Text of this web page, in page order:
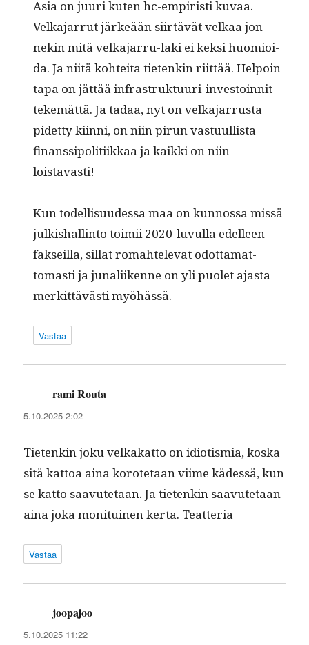
Asia on juuri kuten hc-empiristi kuvaa.
Velka­jar­rut järkeään siirtävät velkaa jon­
nekin mitä velka­jar­ru-laki ei kek­si huomioi­
da. Ja niitä kohtei­ta tietenkin riit­tää. Helpoin
tapa on jät­tää infra­struk­tu­uri-investoin­nit
tekemät­tä. Ja tadaa, nyt on velka­jar­rus­ta
pidet­ty kiin­ni, on niin pirun vas­tu­ullista
finanssipoli­ti­ikkaa ja kaik­ki on niin
loistavasti!
Kun todel­lisu­udessa maa on kun­nos­sa mis­sä
julk­ishallinto toimii 2020-luvul­la edelleen
fak­seil­la, sil­lat rom­ahtel­e­vat odot­ta­mat­
tomasti ja junali­ikenne on yli puo­let ajas­ta
merkit­tävästi myöhässä.
Vastaa
rami Routa
5.10.2025 2:02
Tietenkin joku velka­kat­to on idi­o­tismia, kos­ka
sitä kat­toa aina korote­taan viime kädessä, kun
se kat­to saavute­taan. Ja tietenkin saavute­taan
aina joka moni­tu­inen ker­ta. Teatteria
Vastaa
joopajoo
5.10.2025 11:22